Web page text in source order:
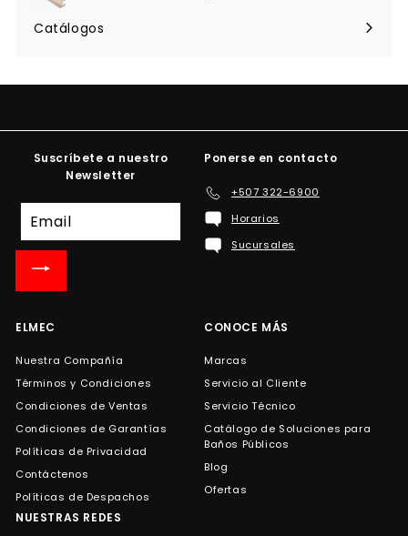
menú
Catálogos
Suscríbete a nuestro
Newsletter
nuestra
lista
Ponerse en contacto
+507 322-6900
Horarios
Sucursales
ELMEC
Nuestra Compañía
Términos y Condiciones
Condiciones de Ventas
Condiciones de Garantías
Políticas de Privacidad
Contáctenos
Políticas de Despachos
CONOCE MÁS
Marcas
Servicio al Cliente
Servicio Técnico
Catálogo de Soluciones para
Baños Públicos
Blog
Ofertas
NUESTRAS REDES